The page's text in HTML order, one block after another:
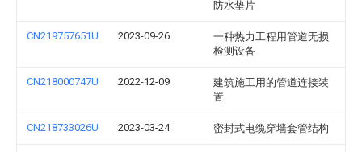
防水垫片
CN219757651U 2023-09-26
一种热力工程用管道无损
检测设备
CN218000747U 2022-12-09
建筑施工用的管道连接装
置
CN218733026U 2023-03-24 密封式电缆穿墙套管结构